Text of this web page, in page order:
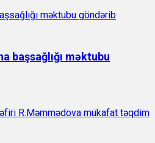
başsağlığı məktubu